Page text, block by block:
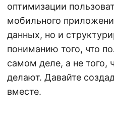
оптимизации
мобильного
данных, но и
пониманию того, что
самом деле, а не того,
делают. Давайте
вместе.